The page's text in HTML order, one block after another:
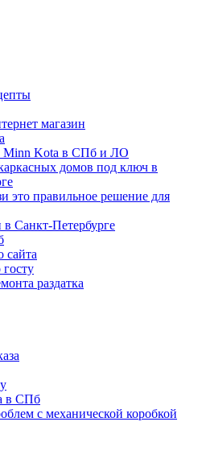
магазин
Minn Kota в СПб и ЛО
домов под ключ в
это правильное решение для
Санкт-Петербурге
сайта
раздатка
в СПб
с механической коробкой